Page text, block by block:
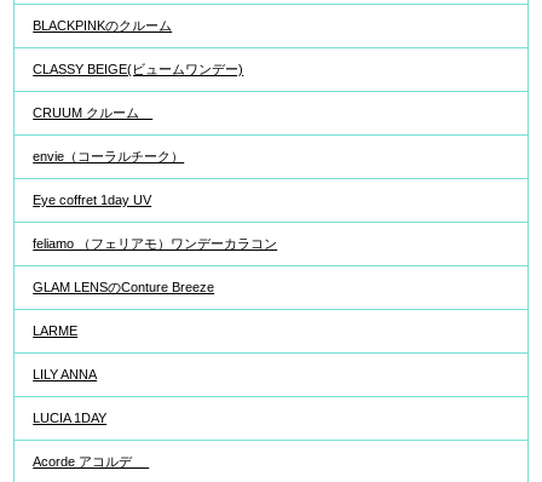
BLACKPINKのクルーム
CLASSY BEIGE(ビュームワンデー)
CRUUM クルーム
envie（コーラルチーク）
Eye coffret 1day UV
feliamo （フェリアモ）ワンデーカラコン
GLAM LENSのConture Breeze
LARME
LILY ANNA
LUCIA 1DAY
Acorde アコルデ